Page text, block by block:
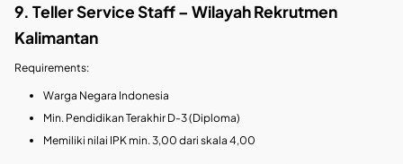
9. Teller Service Staff – Wilayah Rekrutmen
Kalimantan
Requirements:
Warga Negara Indonesia
Min. Pendidikan Terakhir D-3 (Diploma)
Memiliki nilai IPK min. 3,00 dari skala 4,00